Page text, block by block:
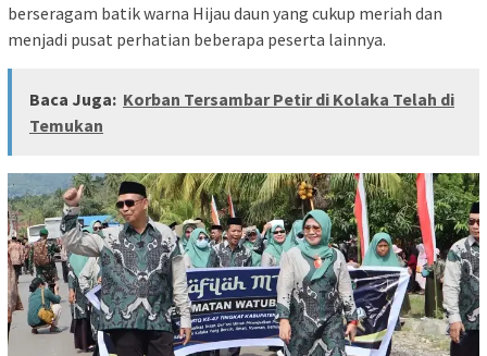
berseragam batik warna Hijau daun yang cukup meriah dan
menjadi pusat perhatian beberapa peserta lainnya.
Baca Juga: Korban Tersambar Petir di Kolaka Telah di
Temukan